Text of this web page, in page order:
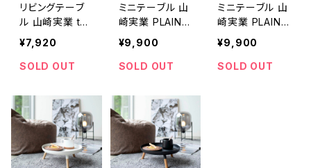
リビングテーブ
ル 山崎実業 to
wer タワー サイ
ドテーブル丸型
ブラック
¥7,920
SOLD OUT
ミニテーブル 山
崎実業 PLAIN
プレーン 収納付
きサイドテーブル
ホワイト
¥9,900
SOLD OUT
ミニテーブル 山
崎実業 PLAIN
プレーン 収納付
きサイドテーブル
ブラック
¥9,900
SOLD OUT